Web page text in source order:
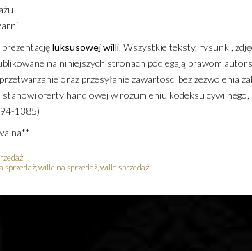
luksusowej willi. Wszystkie teksty, rysunki,
na niniejszych stronach podlegają prawom
oraz przesyłanie zawartości bez zezwolenia
stanowi oferty handlowej w rozumieniu kodeksu
1385)
sprzedaż, wille na sprzedaż, wille sprzedaż